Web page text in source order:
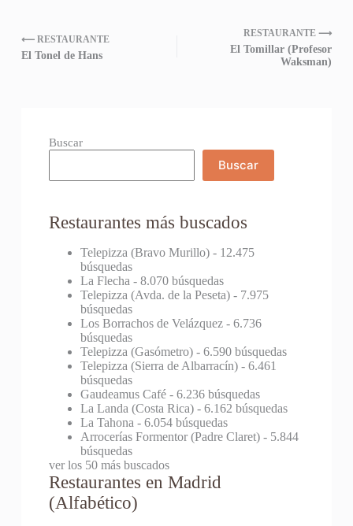
⟵ RESTAURANTE
El Tonel de Hans
RESTAURANTE ⟶
El Tomillar (Profesor
Waksman)
Buscar
Buscar
Restaurantes más buscados
Telepizza (Bravo Murillo)- 12.475
búsquedas
La Flecha - 8.070 búsquedas
Telepizza (Avda. de la Peseta)- 7.975
búsquedas
Los Borrachos de Velázquez- 6.736
búsquedas
Telepizza (Gasómetro)- 6.590 búsquedas
Telepizza (Sierra de Albarracín)- 6.461
búsquedas
Gaudeamus Café- 6.236 búsquedas
La Landa (Costa Rica)- 6.162 búsquedas
La Tahona - 6.054 búsquedas
Arrocerías Formentor (Padre Claret)- 5.844
búsquedas
ver los 50 más buscados
Restaurantes en Madrid
(Alfabético)